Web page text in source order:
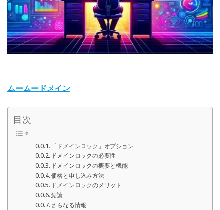
ムームードメイン
目次
「ドメインロック」オプション
ドメインロックの必要性
ドメインロックの概要と機能
価格と申し込み方法
ドメインロックのメリット
結論
さらなる情報